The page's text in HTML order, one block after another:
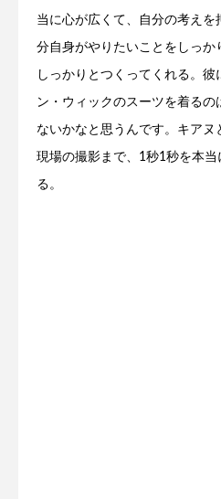
当に心が広くて、自分の考えを
分自身がやりたいことをしっか
しっかりとつくってくれる。彼
ン・ウィックのスーツを着る
ないかなと思うんです。キアヌ
現場の撮影まで、1秒1秒を本
る。